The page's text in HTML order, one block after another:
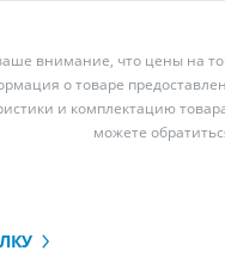
внимание, что цены на
о товаре
и комплектацию
можете